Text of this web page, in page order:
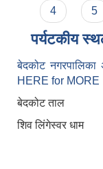
4
5
पर्यटकीय
बेदकोट
HERE for MORE
बेदकोट ताल
शिव लिंगेस्वर धाम